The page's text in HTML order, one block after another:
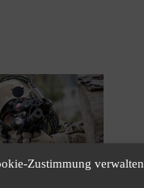
Zustimmung verwalten